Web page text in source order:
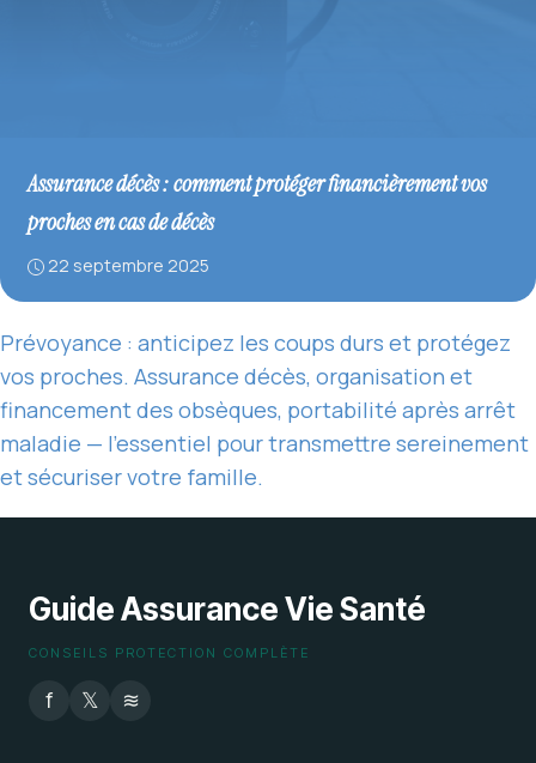
Assurance décès : comment protéger financièrement vos
proches en cas de décès
22 septembre 2025
Prévoyance : anticipez les coups durs et protégez
vos proches. Assurance décès, organisation et
financement des obsèques, portabilité après arrêt
maladie — l’essentiel pour transmettre sereinement
et sécuriser votre famille.
Guide Assurance Vie Santé
CONSEILS PROTECTION COMPLÈTE
f 𝕏 ≋